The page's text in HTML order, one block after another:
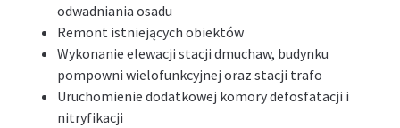
odwadniania osadu
Remont istniejących obiektów
Wykonanie elewacji stacji dmuchaw, budynku
pompowni wielofunkcyjnej oraz stacji trafo
Uruchomienie dodatkowej komory defosfatacji i
nitryfikacji